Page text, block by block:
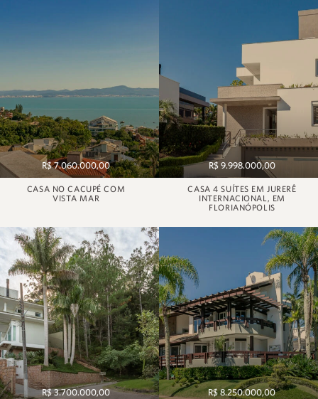
R$ 7.060.000,00
CASA NO CACUPÉ COM
VISTA MAR
R$ 9.998.000,00
CASA 4 SUÍTES EM JURERÊ
INTERNACIONAL, EM
FLORIANÓPOLIS
R$ 3.700.000,00 R$ 8.250.000,00